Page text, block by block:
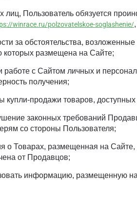
лиц, Пользователь обязуется
winrace.ru/polzovatelskoe-soglashenie/
за обстоятельства,
которых размещена на Сайте;
с Сайтом личных и
получения;
купли-продажи товаров,
законных требований
со стороны Пользователя;
о Товарах, размещенная на
от Продавцов;
информацию, размещенную